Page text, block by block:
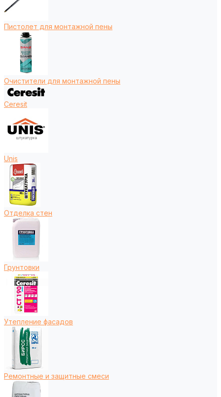
Пистолет для монтажной пены
Очистители для монтажной пены
Ceresit
Unis
Отделка стен
Грунтовки
Утепление фасадов
Ремонтные и защитные смеси